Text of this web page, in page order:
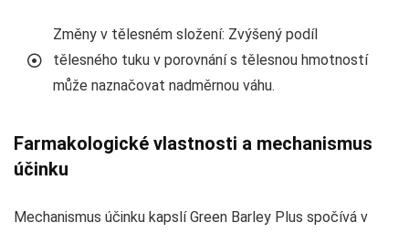
Změny v tělesném složení: Zvýšený podíl
tělesného tuku v porovnání s tělesnou hmotností
může naznačovat nadměrnou váhu.
Farmakologické vlastnosti a mechanismus
účinku
Mechanismus účinku kapslí Green Barley Plus spočívá v